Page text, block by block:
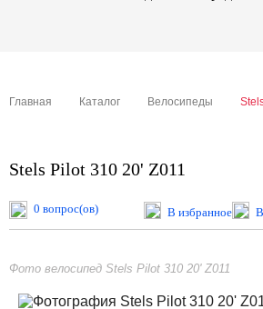
Главная Каталог Велосипеды
Stels Pilot 310 20' Z011
0 вопрос(ов) В избранное
Фото велосипед Stels Pilot 310 20' Z011